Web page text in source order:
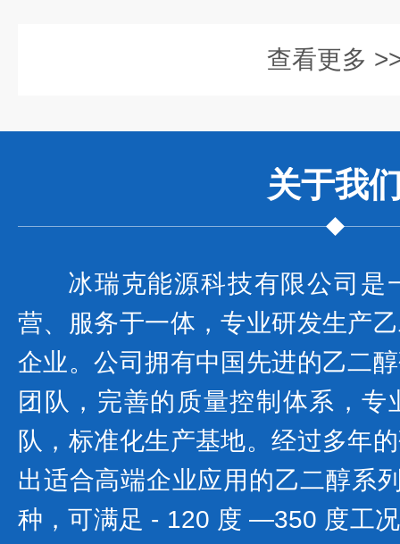
查看更多
关于我
冰瑞克能源科技有限公司是
营、服务于一体，专业研发生产
企业。公司拥有中国先进的乙二
团队，完善的质量控制体系，
队，标准化生产基地。经过多年
出适合高端企业应用的乙二醇系
种，可满足 - 120 度 —350 度工